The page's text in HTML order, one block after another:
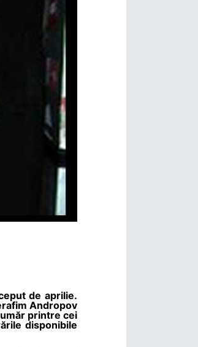
de aprilie.
Andropov
printre cei
disponibile